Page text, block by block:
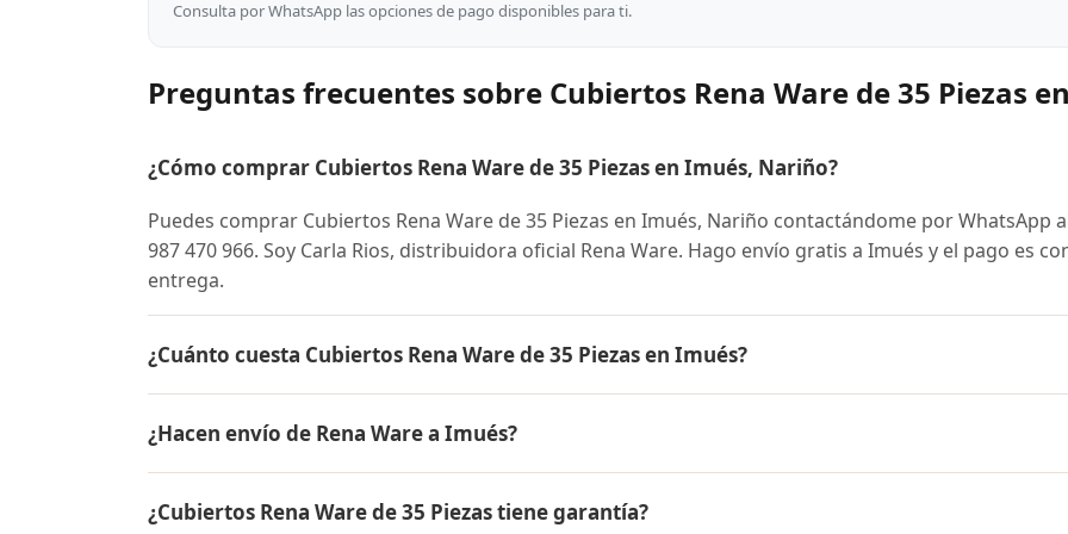
Consulta por WhatsApp las opciones de pago disponibles para ti.
Preguntas frecuentes sobre Cubiertos Rena Ware de 35 Piezas
¿Cómo comprar Cubiertos Rena Ware de 35 Piezas en Imués, Nariño?
Puedes comprar Cubiertos Rena Ware de 35 Piezas en Imués, Nariño contactándome por WhatsApp
987 470 966. Soy Carla Rios, distribuidora oficial Rena Ware. Hago envío gratis a Imués y el pago es
entrega.
¿Cuánto cuesta Cubiertos Rena Ware de 35 Piezas en Imués?
para conocer el precio actual, promociones disponibles y facilidades de pago en cuotas desde el 10%
inicial.
¿Hacen envío de Rena Ware a Imués?
es contra entrega.
¿Cubiertos Rena Ware de 35 Piezas tiene garantía?